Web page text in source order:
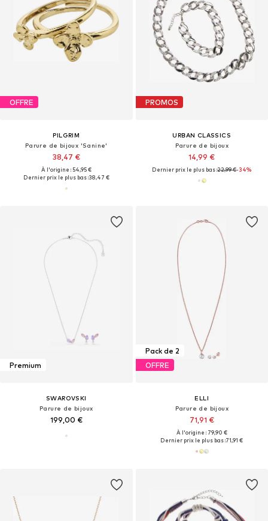
OFFRE
PILGRIM
Parure de bijoux 'Sanine'
38,47 €
À l'origine : 54,95 €
Dernier prix le plus bas :38,47 €
PROMOS
URBAN CLASSICS
Parure de bijoux
14,99 €
Dernier prix le plus bas :22,99 €-34%
Premium
SWAROVSKI
Parure de bijoux
199,00 €
Pack de 2
OFFRE
ELLI
Parure de bijoux
71,91 €
À l'origine : 79,90 €
Dernier prix le plus bas :71,91 €